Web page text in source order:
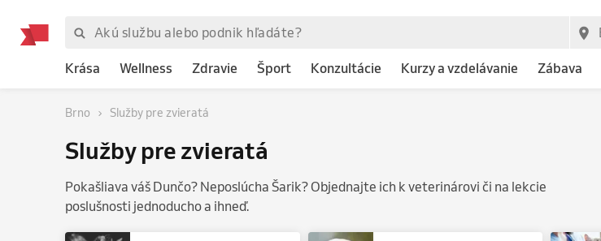
Krása Wellness Zdravie Šport Konzultácie Kurzy a vzdelávanie Zábava
Brno Služby pre zvieratá
Služby pre zvieratá
Pokašliava váš Dunčo? Neposlúcha Šarik? Objednajte ich k veterinárovi či na lekcie
poslušnosti jednoducho a ihneď.